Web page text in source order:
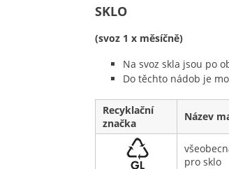
SKLO
(svoz 1 x měsíčně)
Na svoz skla jsou po
Do těchto nádob je
Recyklační
značka
Název
pro sklo